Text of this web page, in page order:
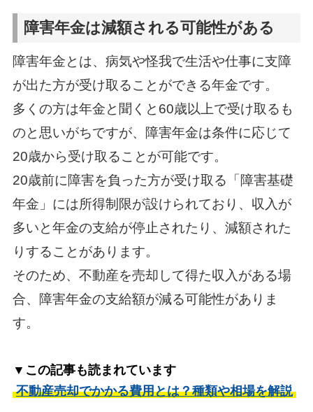
障害年金は減額される可能性がある
障害年金とは、病気や怪我で生活や仕事に支障
が出た方が受け取ることができる年金です。
多くの方は年金と聞くと60歳以上で受け取るも
のと思いがちですが、障害年金は条件に応じて
20歳から受け取ることが可能です。
20歳前に障害を負った方が受け取る「障害基礎
年金」には所得制限が設けられており、収入が
多いと年金の支給が停止されたり、減額された
りすることがあります。
そのため、不動産を売却して得た収入がある場
合、障害年金の支給額が減る可能性がありま
す。
▼この記事も読まれています
不動産売却でかかる費用とは？種類や相場を解説